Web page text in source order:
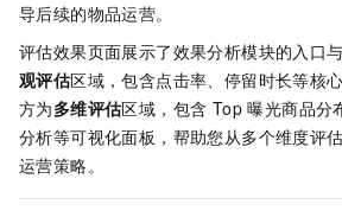
导后续的物品运营。
评估效果页面展示了效果分析模块的入口
观评估区域，包含点击率、停留时长等核
方为多维评估区域，包含 Top 曝光商品分
分析等可视化面板，帮助您从多个维度评
运营策略。